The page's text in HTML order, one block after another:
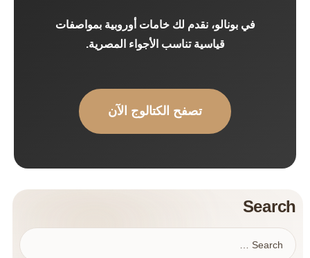
في بونالو، نقدم لك خامات أوروبية بمواصفات
قياسية تناسب الأجواء المصرية.
تصفح الكتالوج الآن
Search